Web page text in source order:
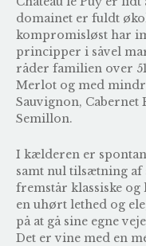
domainet er fuldt
kompromisløst har
principper i såvel
råder familien over
Merlot og med
Sauvignon, Cabernet
Semillon.
I kælderen er
samt nul tilsætning af
fremstår klassiske og
en uhørt lethed og
på at gå sine egne
Det er vine med en